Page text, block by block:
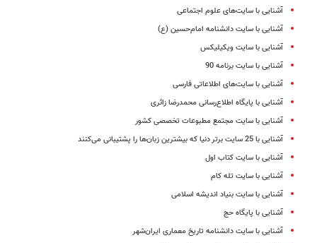
آشنایی با سایت‌های علوم اجتماعی
آشنایی با سایت دانشنامه امام‌حسین (ع)
آشنایی با سایت ویکیلیکس
آشنایی با سایت برنامه 90
آشنایی با سایت‌های اطلاعاتی فارسی
آشنایی با پایگاه اطلاع‌رسانی محمدرضا زائری
آشنایی با سایت مجتمع مطبوعات تخصصی کشور
آشنایی با 25 سایت برتر دنیا که بیشترین زبان‌ها را پشتیبانی می‌کنند
آشنایی با سایت کتاب اول
آشنایی با سایت تله کام
آشنایی با سایت بنیاد اندیشه اسلامی
آشنایی با پایگاه حج
آشنایی با سایت دانشنامه تاریخ معماری ایران‌شهر